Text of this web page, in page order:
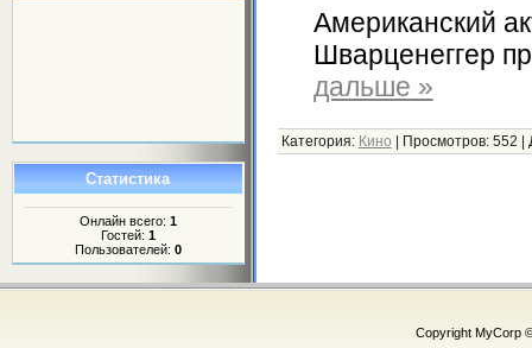
Статистика
Онлайн всего: 1
Гостей: 1
Пользователей: 0
Американский
Шварценеггер
дальше »
Категория: Кино | Просмотров: 552 |
Copyright MyCorp